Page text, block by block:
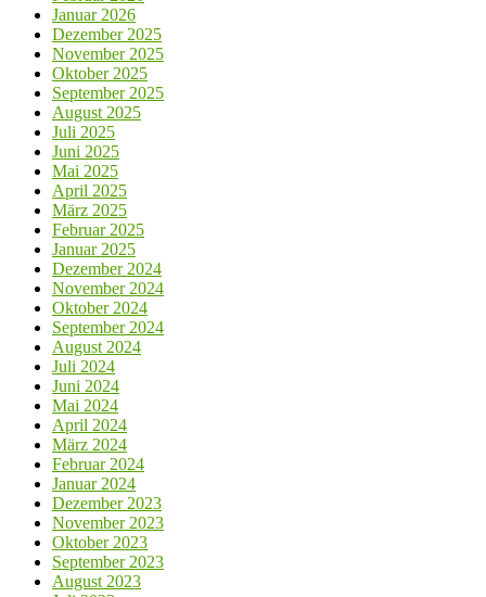
Januar 2026
Dezember 2025
November 2025
Oktober 2025
September 2025
August 2025
Juli 2025
Juni 2025
Mai 2025
April 2025
März 2025
Februar 2025
Januar 2025
Dezember 2024
November 2024
Oktober 2024
September 2024
August 2024
Juli 2024
Juni 2024
Mai 2024
April 2024
März 2024
Februar 2024
Januar 2024
Dezember 2023
November 2023
Oktober 2023
September 2023
August 2023